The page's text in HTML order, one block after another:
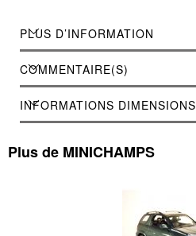
PLUS D’INFORMATION
COMMENTAIRE(S)
INFORMATIONS DIMENSIONS
Plus de MINICHAMPS